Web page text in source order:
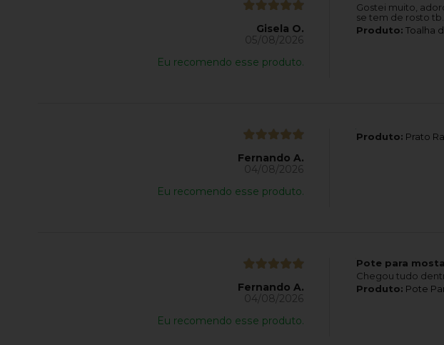
Gisela O.
05/08/2026
Eu recomendo esse produto.
Gostei muito,
se tem de rosto tb.
Produto: Toalha
Fernando A.
04/08/2026
Eu recomendo esse produto.
Produto: Prato
Fernando A.
04/08/2026
Eu recomendo esse produto.
Pote para
Chegou tudo
Produto: Pote